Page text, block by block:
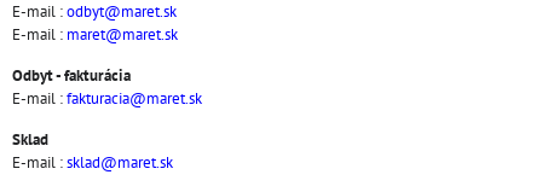
E-mail :odbyt@maret.sk
E-mail : maret@maret.sk
Odbyt - fakturácia
E-mail :fakturacia@maret.sk
Sklad
E-mail :sklad@maret.sk